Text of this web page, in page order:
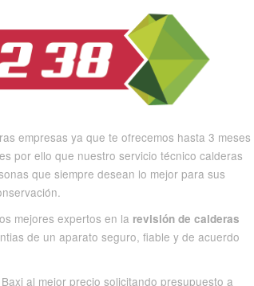
empresas ya que te ofrecemos hasta 3 meses
por ello que nuestro servicio técnico calderas
que siempre desean lo mejor para sus
mejores expertos en la revisión de calderas
de un aparato seguro, fiable y de acuerdo
al mejor precio solicitando presupuesto a